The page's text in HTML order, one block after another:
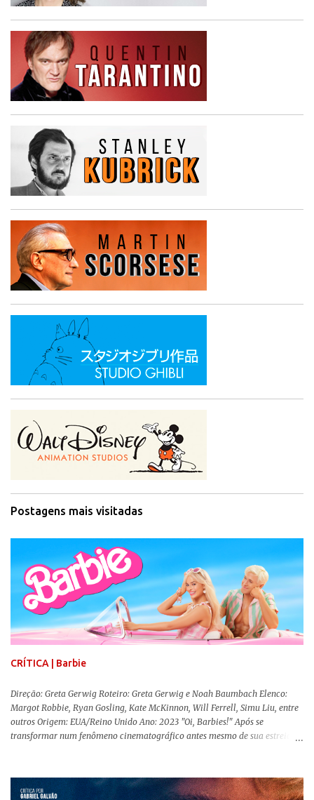
Postagens mais visitadas
CRÍTICA | Barbie
Direção: Greta Gerwig Roteiro: Greta Gerwig e Noah Baumbach Elenco:
Margot Robbie, Ryan Gosling, Kate McKinnon, Will Ferrell, Simu Liu, entre
outros Origem: EUA/Reino Unido Ano: 2023 "Oi, Barbies!" Após se
transformar num fenômeno cinematográfico antes mesmo de sua estreia,
lançamento, posso afirmar que o longa, dirigido por Greta Gerwig (
Adoráveis Mulheres ) prometeu tudo e entregou mais ainda, se provando o